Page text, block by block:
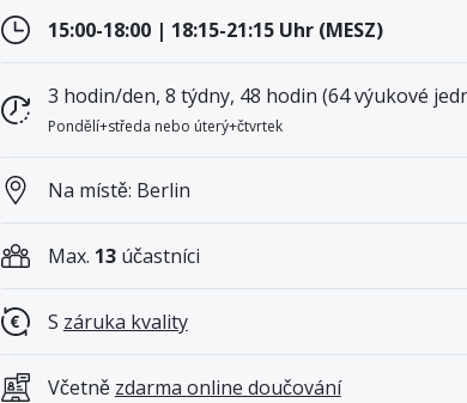
15:00-18:00 | 18:15-21:15 Uhr (MESZ)
3 hodin/den, 8 týdny, 48 hodin (64 výukové
Pondělí+středa nebo úterý+čtvrtek
Na místě: Berlin
Max. 13účastníci
S záruka kvality
Včetně zdarma online doučování